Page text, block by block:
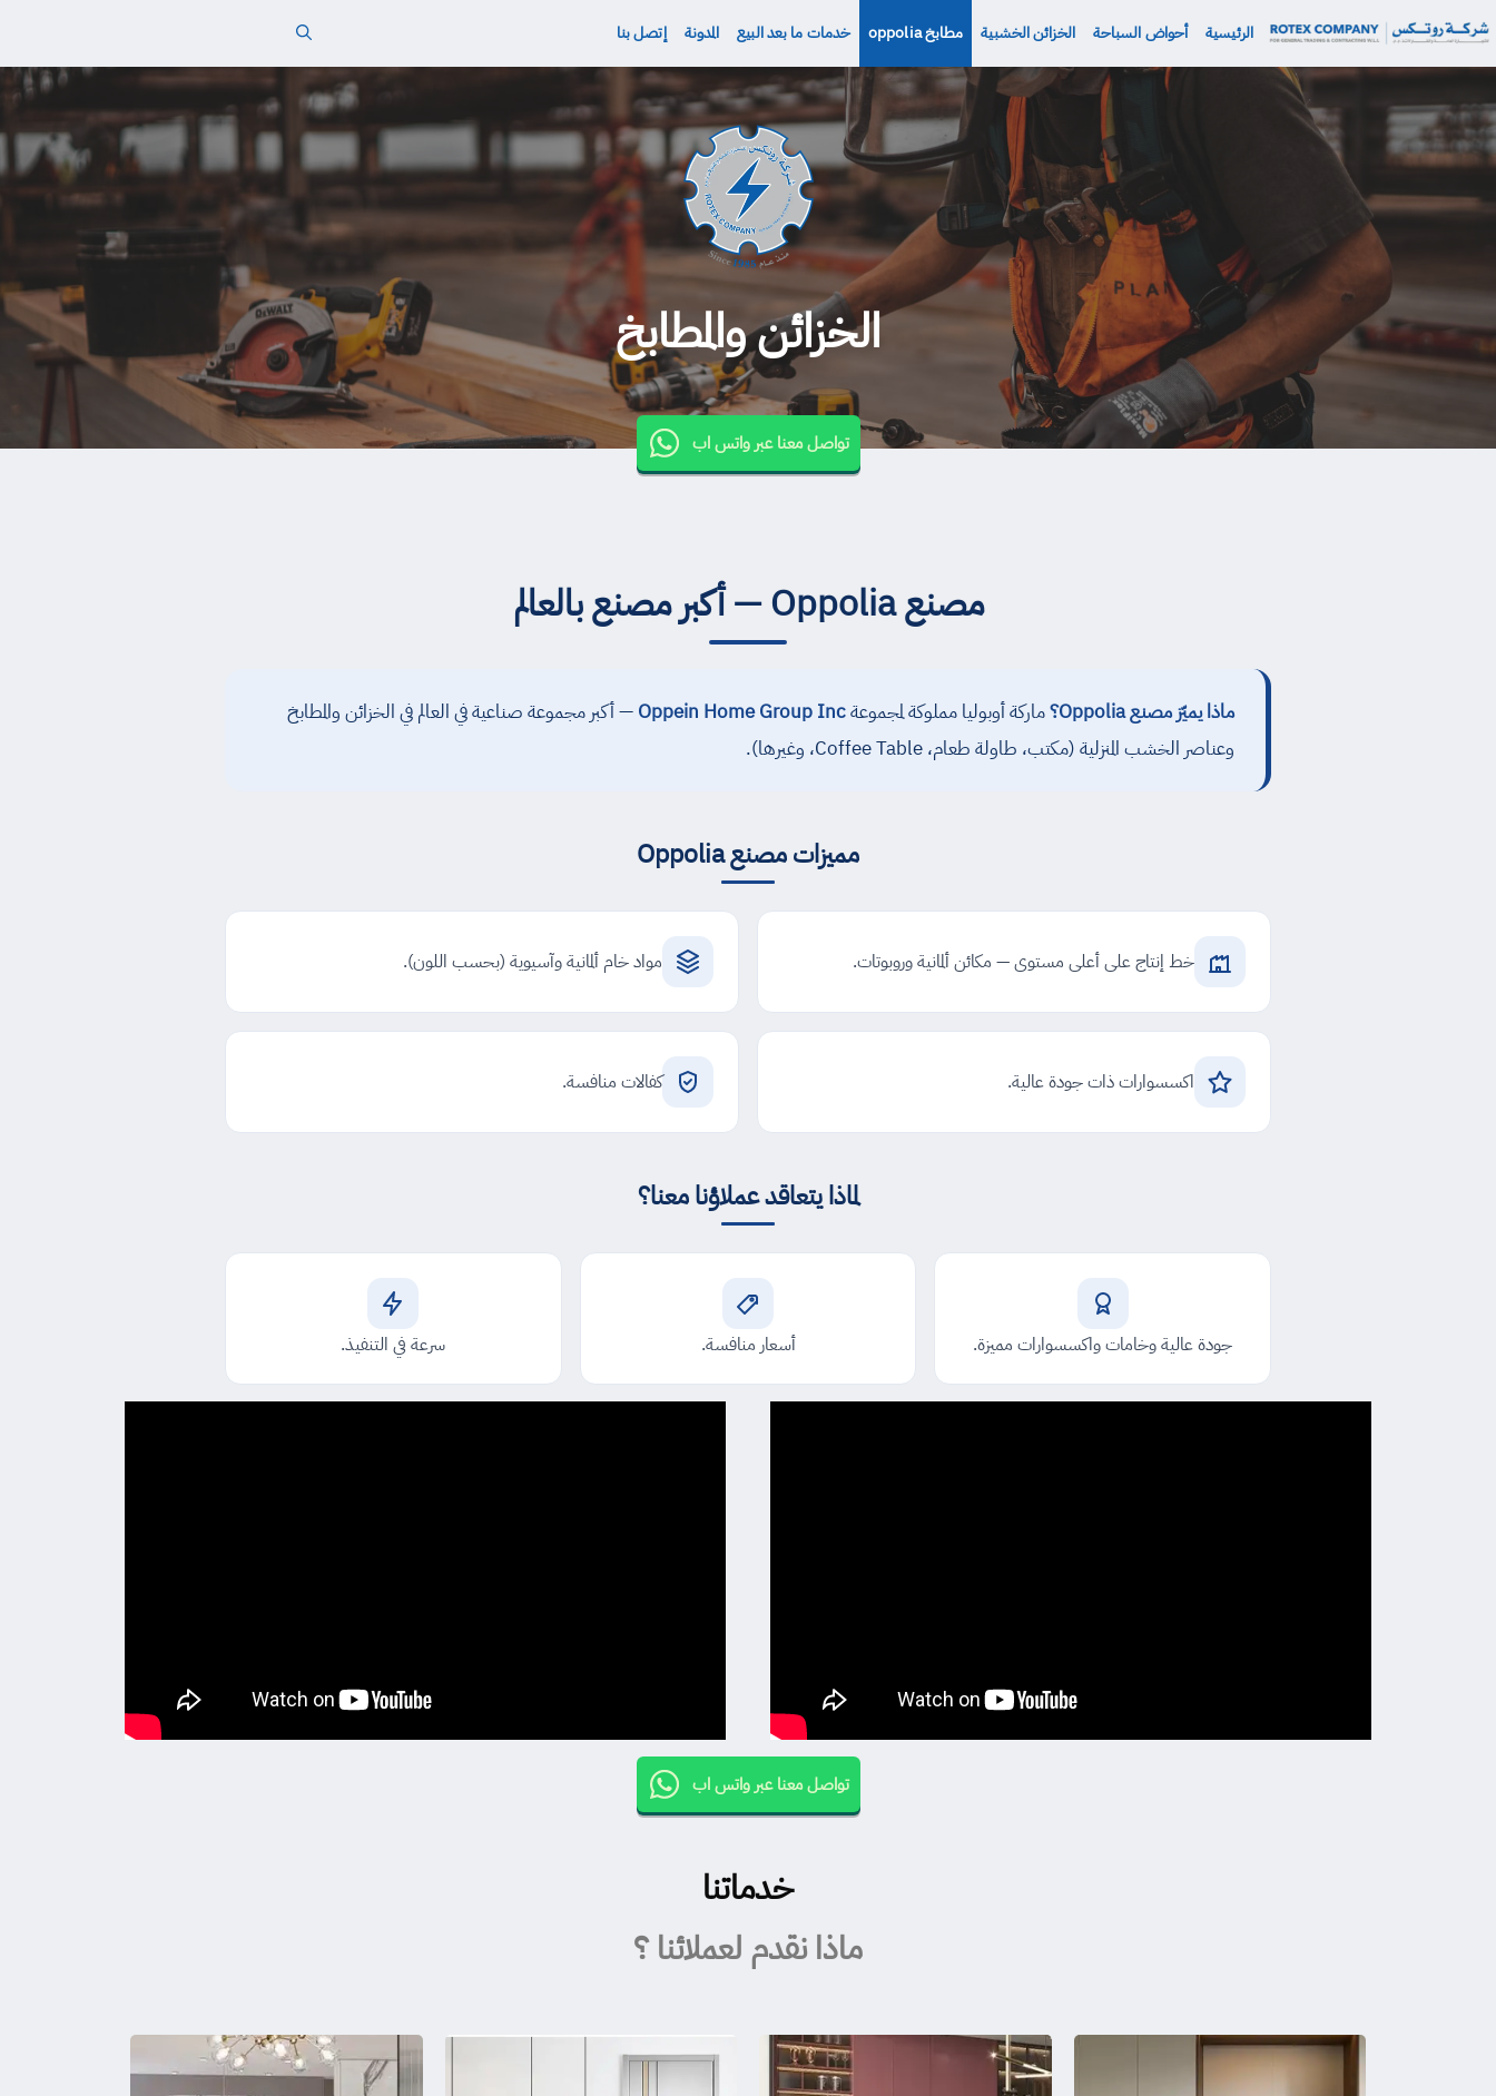
إلى
الرئيسية أحواض السباحة الخزائن الخشبية مطابخ oppolia خدمات ما بعد البيع المدونة إتصل بنا
الخزائن والمطابخ
تواصل معنا عبر واتس اب
مصنع Oppolia — أكبر مصنع بالعالم
ماذا يميّز مصنع Oppolia؟ ماركة أوبوليا مملوكة لمجموعةOppein Home Group Inc — أكبر مجموعة صناعية في العالم في الخزائن والمطابخ
وعناصر الخشب المنزلية (مكتب، طاولة طعام، Coffee Table، وغيرها).
مميزات مصنع Oppolia
خط إنتاج على أعلى مستوى — مكائن ألمانية وروبوتات. مواد خام ألمانية وآسيوية (بحسب اللون).
اكسسوارات ذات جودة عالية. كفالات منافسة.
لماذا يتعاقد عملاؤنا معنا؟
جودة عالية وخامات واكسسوارات مميزة. أسعار منافسة. سرعة في التنفيذ.
تواصل معنا عبر واتس اب
خدماتنا
ماذا نقدم لعملائنا ؟